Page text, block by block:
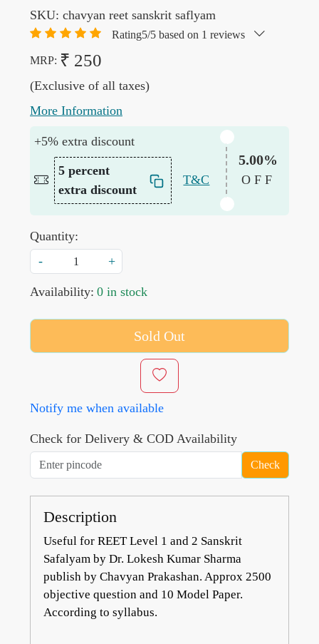
SKU: chavyan reet sanskrit saflyam
Rating5/5 based on 1 reviews
MRP: ₹ 250
(Exclusive of all taxes)
More Information
+5% extra discount
5 percent
extra discount
T&C
5.00%
OFF
Quantity:
-
+
Availability: 0 in stock
Sold Out
Notify me when available
Check for Delivery & COD Availability
Check
Description
Useful for REET Level 1 and 2 Sanskrit
Safalyam by Dr. Lokesh Kumar Sharma
publish by Chavyan Prakashan. Approx 2500
objective question and 10 Model Paper.
According to syllabus.